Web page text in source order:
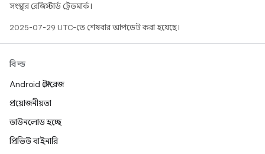
সংস্থার রেজিস্টার্ড ট্রেডমার্ক।
2025-07-29 UTC-তে শেষবার আপডেট করা হয়েছে।
বিল্ড
Android স্টোরেজ
প্রয়োজনীয়তা
ডাউনলোড হচ্ছে
প্রিভিউ বাইনারি